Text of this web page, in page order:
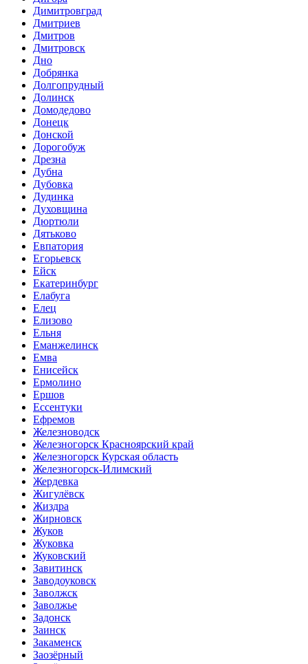
Димитровград
Дмитриев
Дмитров
Дмитровск
Дно
Добрянка
Долгопрудный
Долинск
Домодедово
Донецк
Донской
Дорогобуж
Дрезна
Дубна
Дубовка
Дудинка
Духовщина
Дюртюли
Дятьково
Евпатория
Егорьевск
Ейск
Екатеринбург
Елабуга
Елец
Елизово
Ельня
Еманжелинск
Емва
Енисейск
Ермолино
Ершов
Ессентуки
Ефремов
Железноводск
Железногорск Красноярский край
Железногорск Курская область
Железногорск-Илимский
Жердевка
Жигулёвск
Жиздра
Жирновск
Жуков
Жуковка
Жуковский
Завитинск
Заводоуковск
Заволжск
Заволжье
Задонск
Заинск
Закаменск
Заозёрный